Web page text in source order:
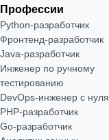
Профессии
Python-разработчик
Фронтенд-разработчик
Java-разработчик
Инженер по ручному
тестированию
DevOps-инженер с нуля
РНР-разработчик
Go-разработчик